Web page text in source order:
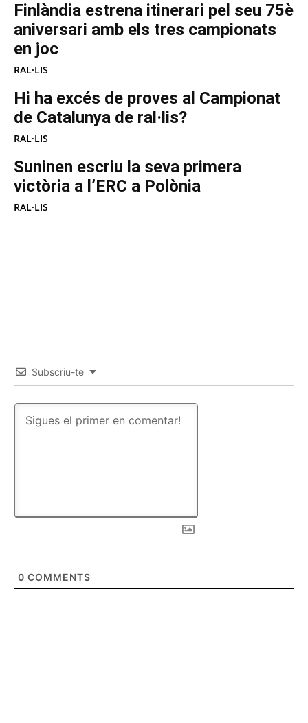
Finlàndia estrena itinerari pel seu 75è
aniversari amb els tres campionats
en joc
RAL·LIS
Hi ha excés de proves al Campionat
de Catalunya de ral·lis?
RAL·LIS
Suninen escriu la seva primera
victòria a l’ERC a Polònia
RAL·LIS
Subscriu-te
0 COMMENTS